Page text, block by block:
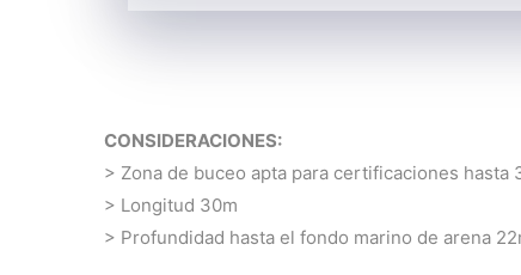
CONSIDERACIONES:
> Zona de buceo apta para certificaciones hasta
> Longitud 30m
> Profundidad hasta el fondo marino de arena